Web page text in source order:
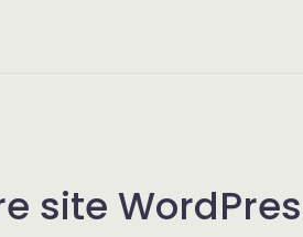
site